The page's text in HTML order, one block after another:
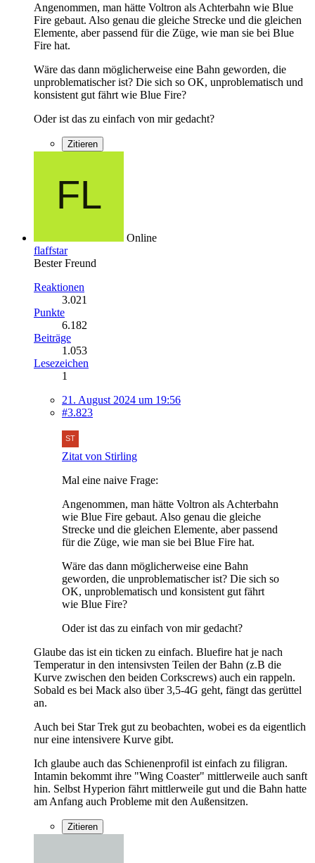
Angenommen, man hätte Voltron als Achterbahn wie Blue
Fire gebaut. Also genau die gleiche Strecke und die gleichen
Elemente, aber passend für die Züge, wie man sie bei Blue
Fire hat.
Wäre das dann möglicherweise eine Bahn geworden, die
unproblematischer ist? Die sich so OK, unproblematisch und
konsistent gut fährt wie Blue Fire?
Oder ist das zu einfach von mir gedacht?
Zitieren
Online
flaffstar
Bester Freund
Reaktionen
3.021
Punkte
6.182
Beiträge
1.053
Lesezeichen
1
21. August 2024 um 19:56
#3.823
Zitat von Stirling
Mal eine naive Frage:
Angenommen, man hätte Voltron als Achterbahn
wie Blue Fire gebaut. Also genau die gleiche
Strecke und die gleichen Elemente, aber passend
für die Züge, wie man sie bei Blue Fire hat.
Wäre das dann möglicherweise eine Bahn
geworden, die unproblematischer ist? Die sich so
OK, unproblematisch und konsistent gut fährt
wie Blue Fire?
Oder ist das zu einfach von mir gedacht?
Glaube das ist ein ticken zu einfach. Bluefire hat je nach
Temperatur in den intensivsten Teilen der Bahn (z.B die
Kurve zwischen den beiden Corkscrews) auch ein rappeln.
Sobald es bei Mack also über 3,5-4G geht, fängt das gerüttel
an.
Auch bei Star Trek gut zu beobachten, wobei es da eigentlich
nur eine intensivere Kurve gibt.
Ich glaube auch das Schienenprofil ist einfach zu filigran.
Intamin bekommt ihre "Wing Coaster" mittlerweile auch sanft
hin. Selbst Hyperion fährt mittlerweile gut und die Bahn hatte
am Anfang auch Probleme mit den Außensitzen.
Zitieren